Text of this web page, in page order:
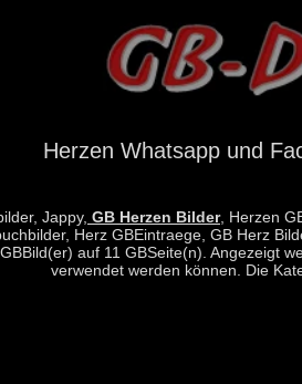
Herzen Whatsapp und
Jappy, GB Herzen Bilder, Herzen
Herz GBEintraege, GB Herz
auf 11 GBSeite(n). Angezeigt
verwendet werden können. Die